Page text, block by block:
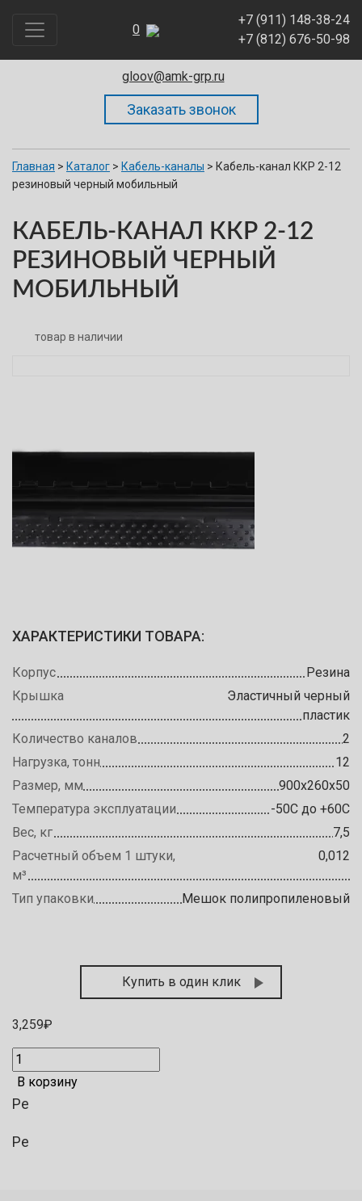
0
+7 (911) 148-38-24
+7 (812) 676-50-98
195273, Санкт-Петербург. Пискарёвский проспект, д.63
А, офис 436, БЦ «КВАРЦ»
gloov@amk-grp.ru
Главная > Каталог > Кабель-каналы > Кабель-канал ККР 2-12
резиновый черный мобильный
КАБЕЛЬ-КАНАЛ ККР 2-12
РЕЗИНОВЫЙ ЧЕРНЫЙ
МОБИЛЬНЫЙ
товар в наличии
ХАРАКТЕРИСТИКИ ТОВАРА:
Корпус
Резина
Крышка
Эластичный черный
пластик
Количество каналов
2
Нагрузка, тонн
12
Размер, мм
900х260х50
Температура эксплуатации
-50С до +60С
Вес, кг
7,5
Расчетный объем 1 штуки,
м³
0,012
Тип упаковки Мешок полипропиленовый
Купить в один клик
3,259₽
В корзину
Ре
Ре